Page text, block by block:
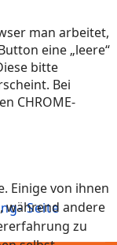
man arbeitet,
eine „leere“
bitte
Bei
CHROME-
Seite
Einige von ihnen
während andere
zu